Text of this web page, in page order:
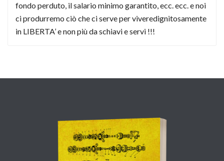
fondo perduto, il salario minimo garantito, ecc. ecc. e noi
ci produrremo ciò che ci serve per viveredignitosamente
in LIBERTA’ e non più da schiavi e servi !!!